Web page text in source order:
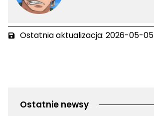
Ostatnia aktualizacja: 2026-05-05
Ostatnie newsy